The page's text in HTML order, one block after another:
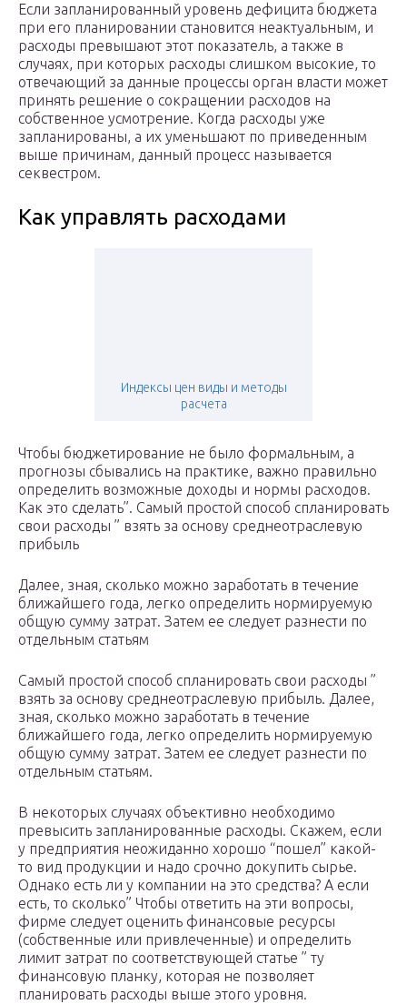
Если запланированный уровень дефицита бюджета
при его планировании становится неактуальным, и
расходы превышают этот показатель, а также в
случаях, при которых расходы слишком высокие, то
отвечающий за данные процессы орган власти может
принять решение о сокращении расходов на
собственное усмотрение. Когда расходы уже
запланированы, а их уменьшают по приведенным
выше причинам, данный процесс называется
секвестром.
Как управлять расходами
Индексы цен виды и методы
расчета
Чтобы бюджетирование не было формальным, а
прогнозы сбывались на практике, важно правильно
определить возможные доходы и нормы расходов.
Как это сделать”. Самый простой способ спланировать
свои расходы ” взять за основу среднеотраслевую
прибыль
Далее, зная, сколько можно заработать в течение
ближайшего года, легко определить нормируемую
общую сумму затрат. Затем ее следует разнести по
отдельным статьям
Самый простой способ спланировать свои расходы ”
взять за основу среднеотраслевую прибыль. Далее,
зная, сколько можно заработать в течение
ближайшего года, легко определить нормируемую
общую сумму затрат. Затем ее следует разнести по
отдельным статьям.
В некоторых случаях объективно необходимо
превысить запланированные расходы. Скажем, если
у предприятия неожиданно хорошо “пошел” какой-
то вид продукции и надо срочно докупить сырье.
Однако есть ли у компании на это средства? А если
есть, то сколько” Чтобы ответить на эти вопросы,
фирме следует оценить финансовые ресурсы
(собственные или привлеченные) и определить
лимит затрат по соответствующей статье ” ту
финансовую планку, которая не позволяет
планировать расходы выше этого уровня.